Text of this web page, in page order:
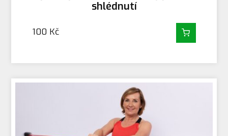
shlédnutí
100 Kč